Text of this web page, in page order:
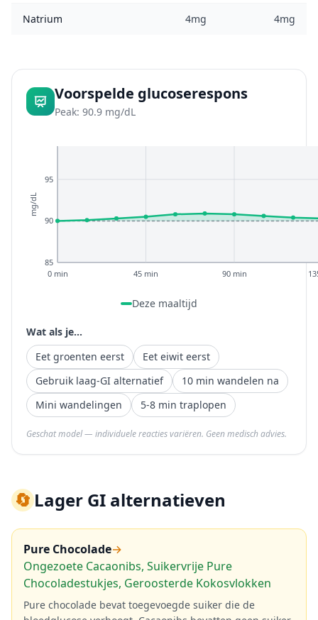
Natrium 4mg 4mg
Voorspelde glucoserespons
Peak: 90.9 mg/dL
85
90
95
0 min 45 min 90 min
mg/dL
Deze maaltijd
Wat als je...
Eet groenten eerst
Eet eiwit eerst
Gebruik laag-GI alternatief
10 min wandelen na
Mini wandelingen
5-8 min traplopen
Geschat model — individuele reacties variëren. Geen medisch advies.
🔄Lager GI alternatieven
Pure Chocolade→
Ongezoete Cacaonibs, Suikervrije Pure
Chocoladestukjes, Geroosterde Kokosvlokken
Pure chocolade bevat toegevoegde suiker die de